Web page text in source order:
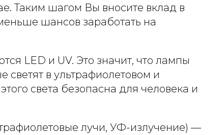
Таким шагом Вы вносите вклад в
шансов заработать на
LED и UV. Это значит, что лампы
светят в ультрафиолетовом и
света безопасна для человека и
лучи, УФ-излучение) —